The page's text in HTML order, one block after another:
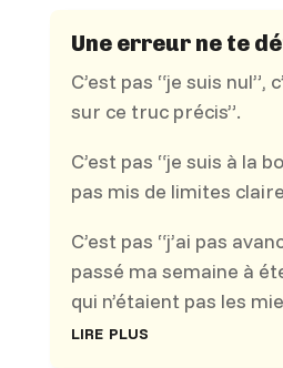
Une erreur ne te
C’est pas “je suis nul”,
sur ce truc précis”.
C’est pas “je suis à la
pas mis de limites
C’est pas “j’ai pas
passé ma semaine à
qui n’étaient pas les
lire plus